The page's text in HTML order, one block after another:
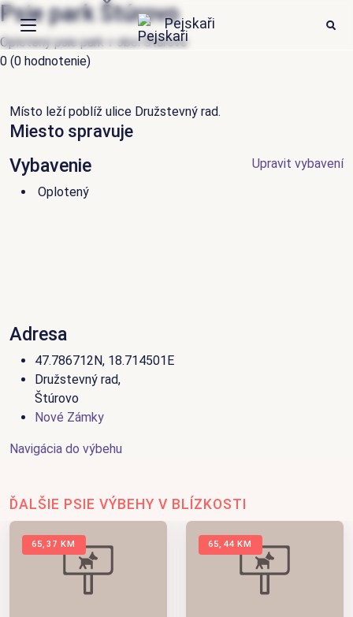
Pejskaři
Události
Psí aktivity
Místa
Přihlášení
Psie park Štúrovo
Oplotený psie park v obci Štúrovo
0 (0 hodnotenie)
Místo leží poblíž ulice Družstevný rad.
Miesto spravuje
Vybavenie
Upravit vybavení
Oplotený
Adresa
47.786712N, 18.714501E
Družstevný rad,
Štúrovo
Nové Zámky
Navigácia do výbehu
ĎALŠIE PSIE VÝBEHY V BLÍZKOSTI
65,37 KM 65,44 KM